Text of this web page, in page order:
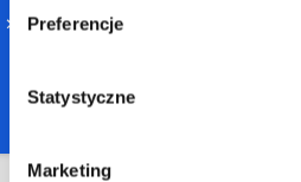
Preferencje
Statystyczne
Marketing